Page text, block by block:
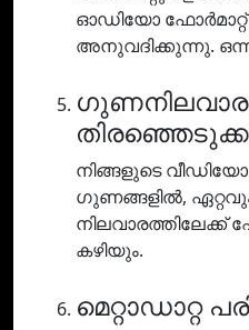
ഓഡിയോ
അനുവദിക്കുന്നു.
നിങ്ങളുടെ
ഗുണങ്ങളിൽ, ഏറ്റവും
നിലവാരത്തിലേക്ക്
കഴിയും.
മെറ്റാഡാറ്റ